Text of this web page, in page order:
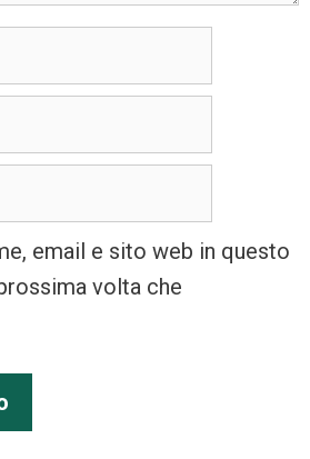
email e sito web in questo
volta che